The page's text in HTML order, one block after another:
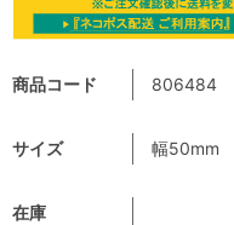
商品コード 806484
サイズ 幅50mm
在庫